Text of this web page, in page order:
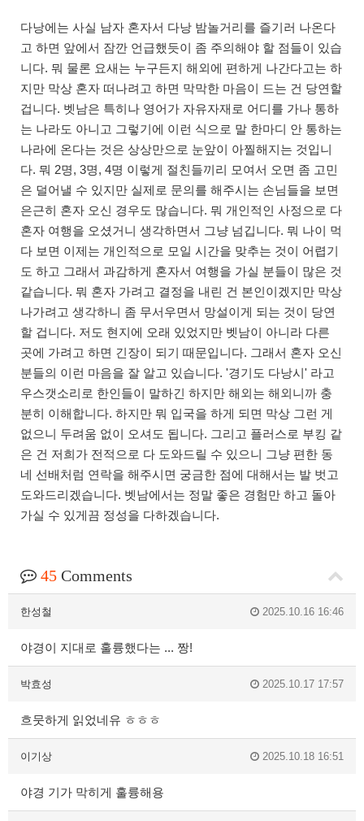
다낭에는 사실 남자 혼자서 다낭 밤놀거리를 즐기러 나온다
고 하면 앞에서 잠깐 언급했듯이 좀 주의해야 할 점들이 있습
니다. 뭐 물론 요새는 누구든지 해외에 편하게 나간다고는 하
지만 막상 혼자 떠나려고 하면 막막한 마음이 드는 건 당연할
겁니다. 벳남은 특히나 영어가 자유자재로 어디를 가나 통하
는 나라도 아니고 그렇기에 이런 식으로 말 한마디 안 통하는
나라에 온다는 것은 상상만으로 눈앞이 아찔해지는 것입니
다. 뭐 2명, 3명, 4명 이렇게 절친들끼리 모여서 오면 좀 고민
은 덜어낼 수 있지만 실제로 문의를 해주시는 손님들을 보면
은근히 혼자 오신 경우도 많습니다. 뭐 개인적인 사정으로 다
혼자 여행을 오셨거니 생각하면서 그냥 넘깁니다. 뭐 나이 먹
다 보면 이제는 개인적으로 모일 시간을 맞추는 것이 어렵기
도 하고 그래서 과감하게 혼자서 여행을 가실 분들이 많은 것
같습니다. 뭐 혼자 가려고 결정을 내린 건 본인이겠지만 막상
나가려고 생각하니 좀 무서우면서 망설이게 되는 것이 당연
할 겁니다. 저도 현지에 오래 있었지만 벳남이 아니라 다른
곳에 가려고 하면 긴장이 되기 때문입니다. 그래서 혼자 오신
분들의 이런 마음을 잘 알고 있습니다. '경기도 다낭시' 라고
우스갯소리로 한인들이 말하긴 하지만 해외는 해외니까 충
분히 이해합니다. 하지만 뭐 입국을 하게 되면 막상 그런 게
없으니 두려움 없이 오셔도 됩니다. 그리고 플러스로 부킹 같
은 건 저희가 전적으로 다 도와드릴 수 있으니 그냥 편한 동
네 선배처럼 연락을 해주시면 궁금한 점에 대해서는 발 벗고
도와드리겠습니다. 벳남에서는 정말 좋은 경험만 하고 돌아
가실 수 있게끔 정성을 다하겠습니다.
45 Comments
한성철 2025.10.16 16:46
야경이 지대로 훌륭했다는 ... 짱!
박효성 2025.10.17 17:57
흐뭇하게 읽었네유 ㅎㅎㅎ
이기상 2025.10.18 16:51
야경 기가 막히게 훌륭해용